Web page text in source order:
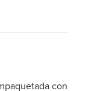
con